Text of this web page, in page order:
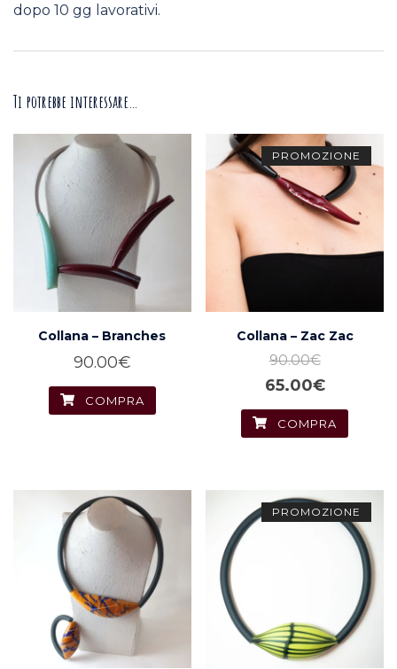
dopo 10 gg lavorativi.
Ti potrebbe interessare…
Collana – Branches
90.00€
COMPRA
PROMOZIONE
Collana – Zac Zac
90.00€
Il
prezzo
originale
65.00€Il
prezzo
attuale
65.00€.
COMPRA
PROMOZIONE